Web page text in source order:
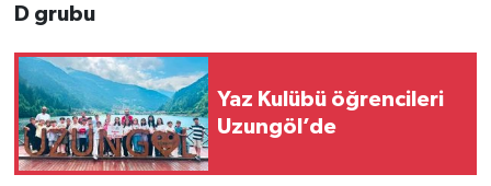
D grubu
Yaz Kulübü öğrencileri
Uzungöl’de